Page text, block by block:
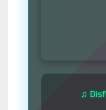
♫ Disfruta